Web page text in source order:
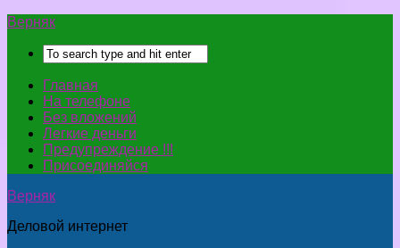
Верняк
Главная
На телефоне
Без вложений
Легкие деньги
Предупреждение !!!
Присоединяйся
Верняк
Деловой интернет